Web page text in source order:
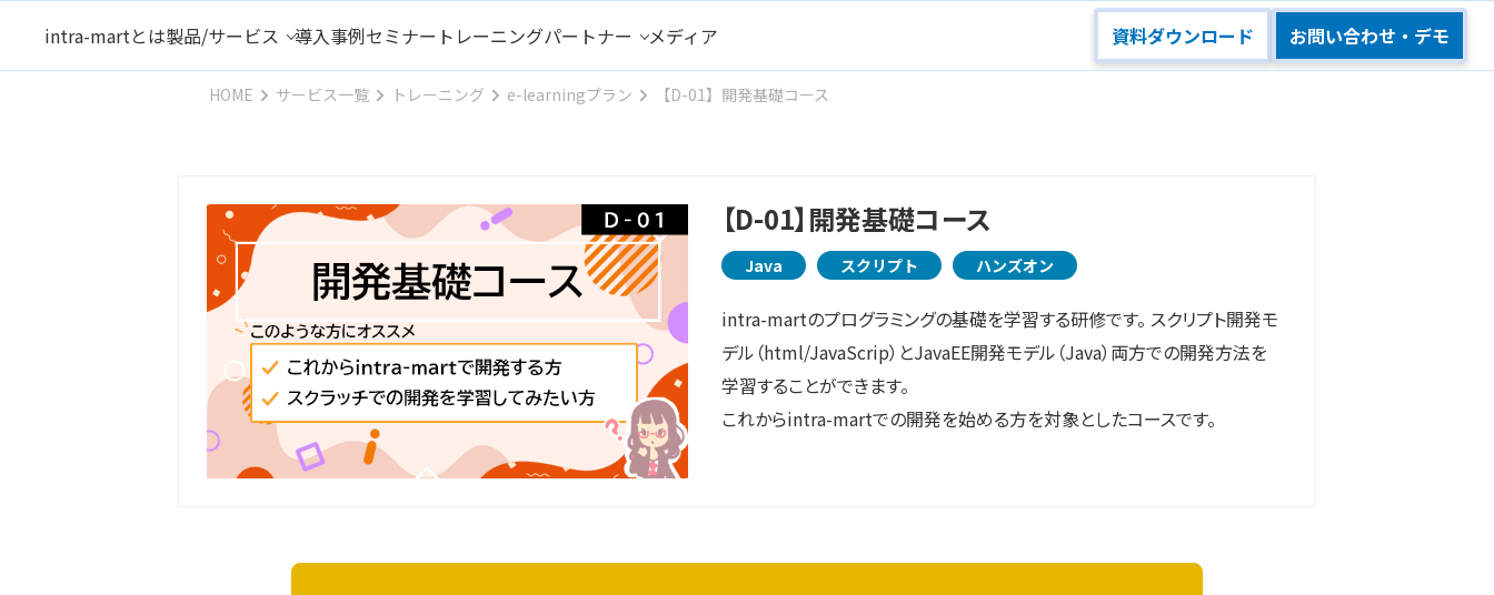
intra-martとは製品/サービス 導入事例セミナー トレーニングパートナー メディア 資料ダウンロード お問い合わせ・デモ
HOME サービス一覧 トレーニング e-learningプラン 【D-01】開発基礎コース
【D-01】開発基礎コース
Java スクリプト ハンズオン
intra-martのプログラミングの基礎を学習する研修です。 スクリプト開発モ
デル（html/JavaScrip）とJavaEE開発モデル（Java）両方での開発方法を
学習することができます。
これからintra-martでの開発を始める方を対象としたコースです。